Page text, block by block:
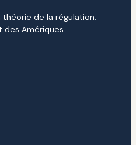
de la régulation.
des Amériques.